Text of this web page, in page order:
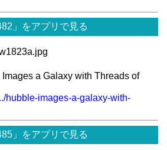
」をアプリで見る
a Galaxy with Threads of
hubble-images-a-galaxy-with-
」をアプリで見る